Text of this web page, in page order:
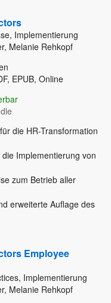
Implementierung
Melanie Rehkopf
EPUB, Online
die HR-Transformation
Implementierung von
zum Betrieb aller
erweiterte Auflage des
Employee
Implementierung
Melanie Rehkopf